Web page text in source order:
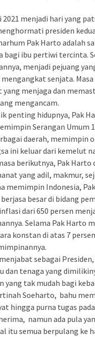
menjadi hari yang
presiden
Pak Harto adalah
bagi ibu pertiwi tercinta.
menjadi pejuang
senjata.
menjaga dan
mengancam.
penting hidupnya, Pak
Serangan Umum
daerah, memimpin
ini keluar dari kemelut
berikutnya, Pak Harto
yang adil, makmur,
memimpin Indonesia,
besar di bidang
dari 650 persen
Selama Pak Harto
konstan di atas 7
sebagai
dan tenaga yang
yang tak mudah bagi
Soeharto, bahu
hingga purna tugas
namun ada pula
itu semua berpulang ke